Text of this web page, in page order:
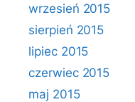
wrzesień 2015
sierpień 2015
lipiec 2015
czerwiec 2015
maj 2015